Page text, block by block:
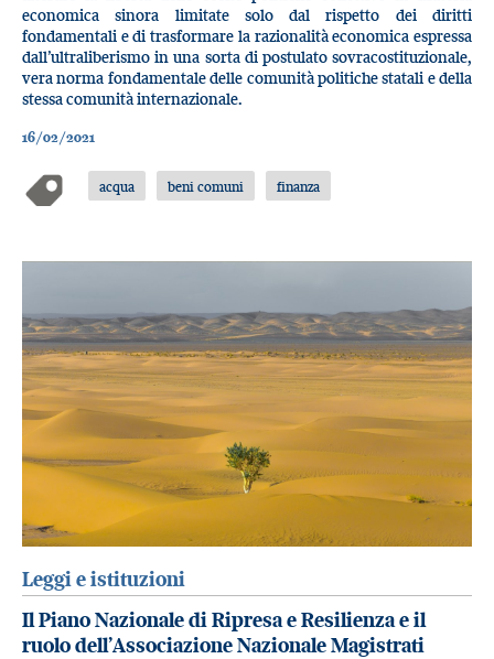
economica sinora limitate solo dal rispetto dei diritti
fondamentali e di trasformare la razionalità economica espressa
dall’ultraliberismo in una sorta di postulato sovracostituzionale,
vera norma fondamentale delle comunità politiche statali e della
stessa comunità internazionale.
16/02/2021
acqua beni comuni finanza
Leggi e istituzioni
Il Piano Nazionale di Ripresa e Resilienza e il
ruolo dell’Associazione Nazionale Magistrati